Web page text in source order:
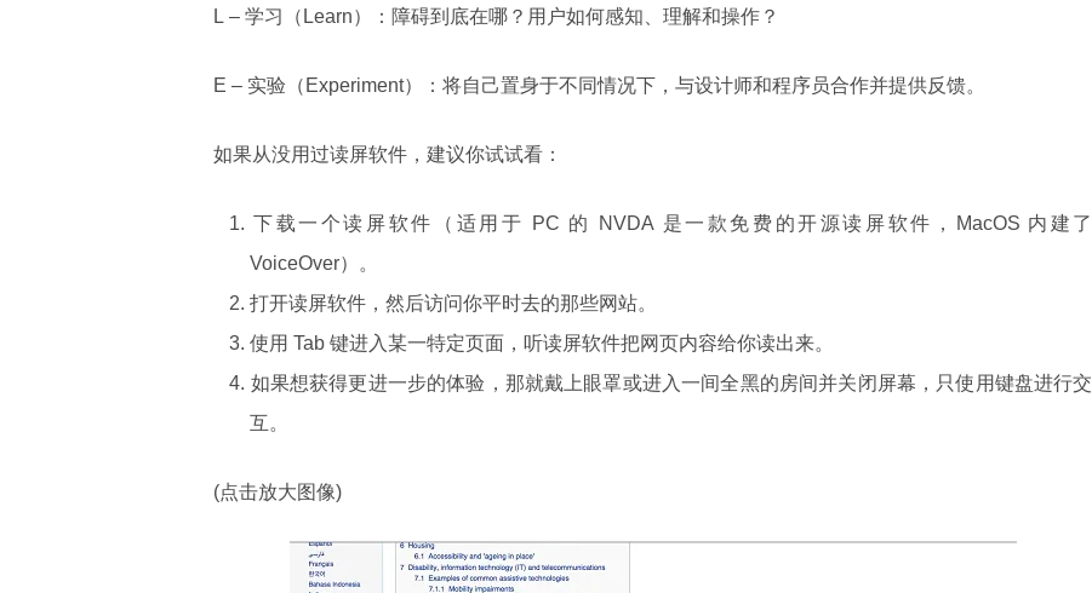
L – 学习（Learn）：障碍到底在哪？用户如何感知、理解和操作？
E – 实验（Experiment）：将自己置身于不同情况下，与设计师和程序员合作并提供反馈。
如果从没用过读屏软件，建议你试试看：
下载一个读屏软件（适用于 PC 的 NVDA 是一款免费的开源读屏软件，MacOS 内建了
VoiceOver）。
打开读屏软件，然后访问你平时去的那些网站。
使用 Tab 键进入某一特定页面，听读屏软件把网页内容给你读出来。
如果想获得更进一步的体验，那就戴上眼罩或进入一间全黑的房间并关闭屏幕，只使用键盘进行交
互。
(点击放大图像)